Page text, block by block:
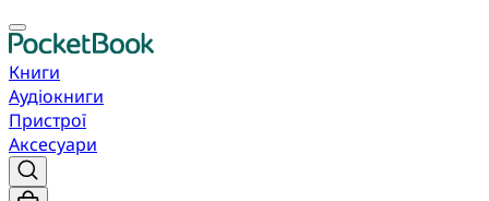
Книги
Аудіокниги
Пристрої
Аксесуари